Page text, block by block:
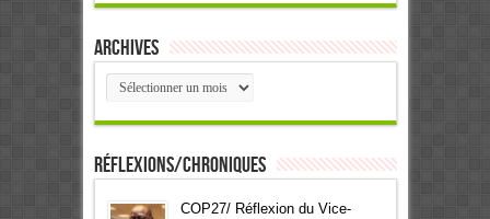
Archives
Archives
Réflexions/Chroniques
COP27/ Réflexion du Vice-